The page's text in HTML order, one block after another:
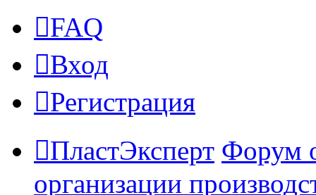
FAQ
Вход
Регистрация
ПластЭксперт Форум
организации